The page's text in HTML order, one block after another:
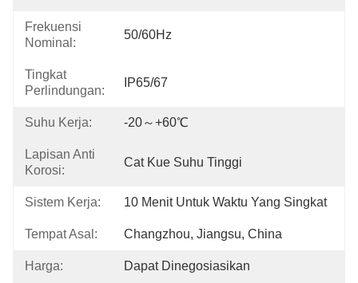
Frekuensi
Nominal:
50/60Hz
Tingkat
Perlindungan:
IP65/67
Suhu Kerja: -20～+60℃
Lapisan Anti
Korosi:
Cat Kue Suhu Tinggi
Sistem Kerja: 10 Menit Untuk Waktu Yang Singkat
Tempat Asal: Changzhou, Jiangsu, China
Harga: Dapat Dinegosiasikan